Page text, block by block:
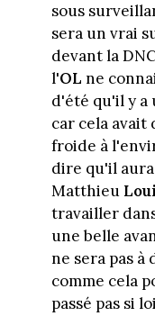
sous
sera un vrai
devant la
l'OL ne
d'été qu'il y a
car cela avait
froide à
dire qu'il
Matthieu
travailler
une belle
ne sera pas à
comme cela
passé pas si